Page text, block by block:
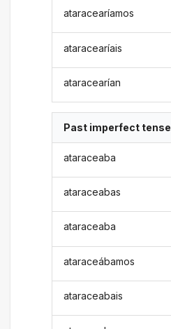
ataracearíamos
ataracearíais
ataracearían
Past imperfect tense
ataraceaba
ataraceabas
ataraceaba
ataraceábamos
ataraceabais